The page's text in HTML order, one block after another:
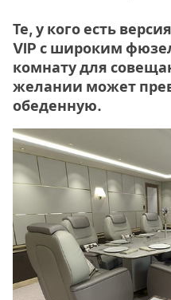
Те, у кого есть
VIP с широким
комнату для
желании может
обеденную.